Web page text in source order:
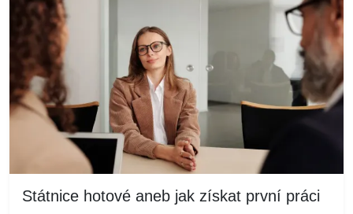
Státnice hotové aneb jak získat první práci